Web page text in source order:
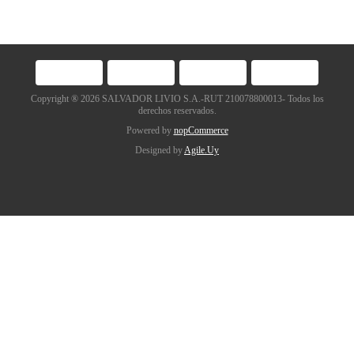
Copyright ® 2026 SALVADOR LIVIO S.A.-RUT 210078800013- Todos los
derechos reservados.
Powered by nopCommerce
Designed byAgile.Uy